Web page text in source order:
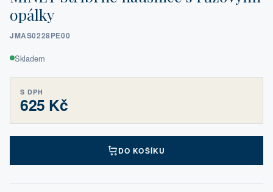
opálky
JMAS0228PE00
Skladem
S DPH
625 Kč
DO KOŠÍKU